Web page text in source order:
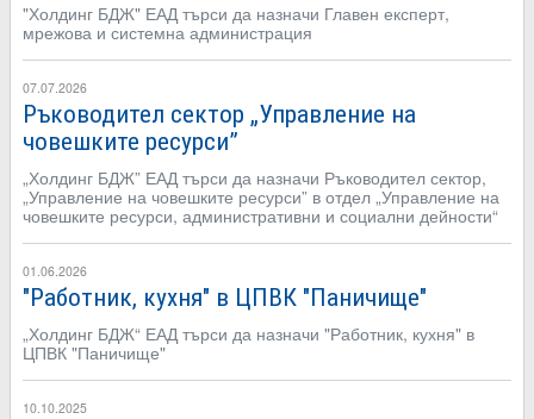
"Холдинг БДЖ" ЕАД търси да назначи Главен експерт,
мрежова и системна администрация
07.07.2026
Ръководител сектор „Управление на
човешките ресурси”
„Холдинг БДЖ” ЕАД търси да назначи Ръководител сектор,
„Управление на човешките ресурси” в отдел „Управление на
човешките ресурси, административни и социални дейности“
01.06.2026
"Работник, кухня" в ЦПВК "Паничище"
„Холдинг БДЖ“ ЕАД търси да назначи "Работник, кухня" в
ЦПВК "Паничище"
10.10.2025